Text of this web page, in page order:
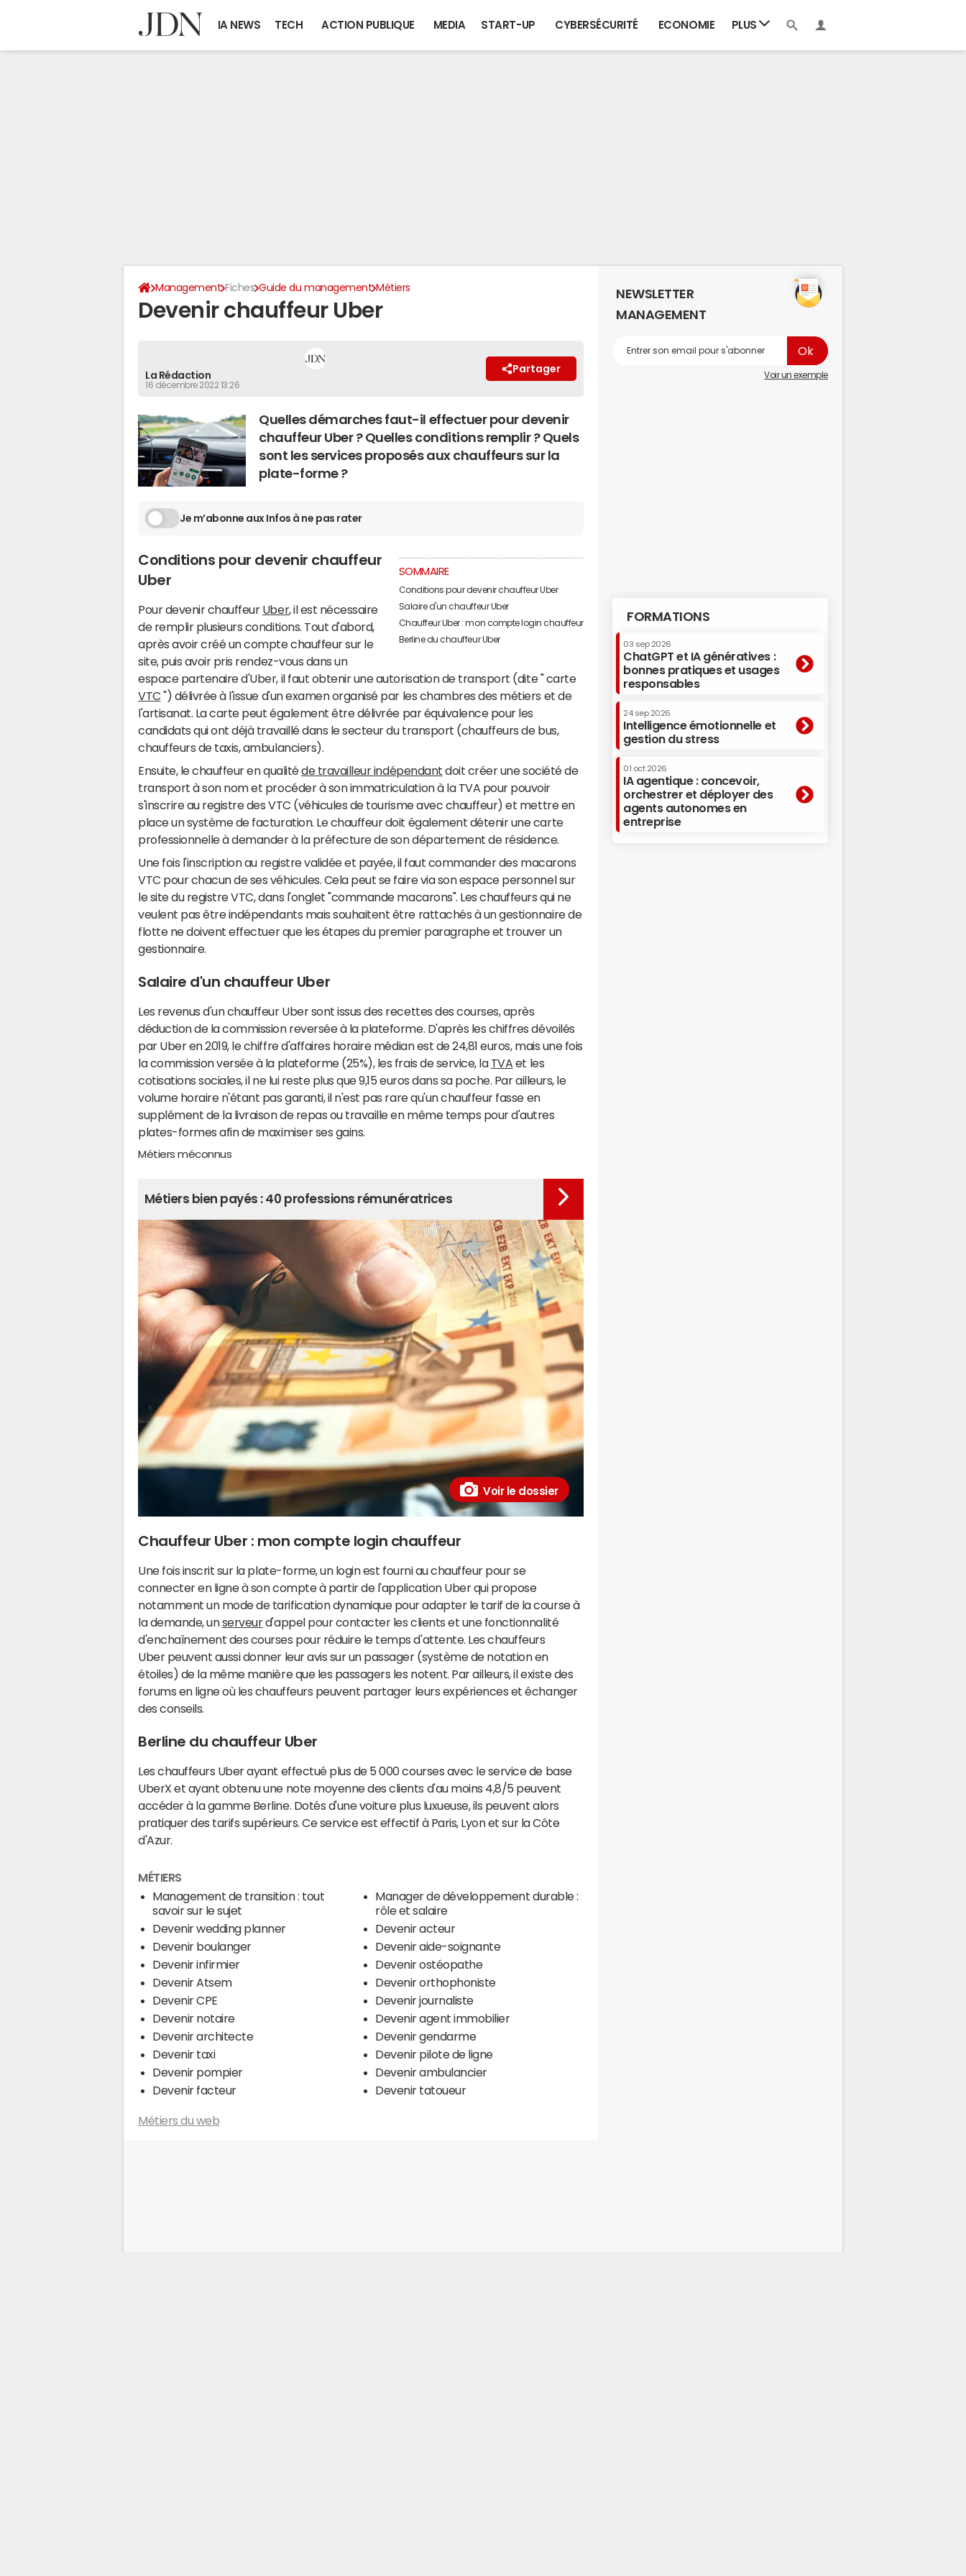
IA NEWS TECH ACTION PUBLIQUE MEDIA START-UP CYBERSÉCURITÉ ECONOMIE PLUS
Management Fiches Guide du management Métiers
Devenir chauffeur Uber
La Rédaction
16 décembre 2022 13:26
Partager
Quelles démarches faut-il effectuer pour devenir
chauffeur Uber ? Quelles conditions remplir ? Quels
sont les services proposés aux chauffeurs sur la
plate-forme ?
Je m’abonne aux Infos à ne pas rater
SOMMAIRE
Conditions pour devenir chauffeur Uber
Salaire d'un chauffeur Uber
Chauffeur Uber : mon compte login chauffeur
Berline du chauffeur Uber
Conditions pour devenir chauffeur
Uber
Pour devenir chauffeur Uber, il est nécessaire
de remplir plusieurs conditions. Tout d'abord,
après avoir créé un compte chauffeur sur le
site, puis avoir pris rendez-vous dans un
espace partenaire d'Uber, il faut obtenir une autorisation de transport (dite " carte
VTC ") délivrée à l'issue d'un examen organisé par les chambres des métiers et de
l'artisanat. La carte peut également être délivrée par équivalence pour les
candidats qui ont déjà travaillé dans le secteur du transport (chauffeurs de bus,
chauffeurs de taxis, ambulanciers).
Ensuite, le chauffeur en qualitéde travailleur indépendant doit créer une société de
transport à son nom et procéder à son immatriculation à la TVA pour pouvoir
s'inscrire au registre des VTC (véhicules de tourisme avec chauffeur) et mettre en
place un système de facturation. Le chauffeur doit également détenir une carte
professionnelle à demander à la préfecture de son département de résidence.
Une fois l'inscription au registre validée et payée, il faut commander des macarons
VTC pour chacun de ses véhicules. Cela peut se faire via son espace personnel sur
le site du registre VTC, dans l'onglet "commande macarons". Les chauffeurs qui ne
veulent pas être indépendants mais souhaitent être rattachés à un gestionnaire de
flotte ne doivent effectuer que les étapes du premier paragraphe et trouver un
gestionnaire.
Salaire d'un chauffeur Uber
Les revenus d'un chauffeur Uber sont issus des recettes des courses, après
déduction de la commission reversée à la plateforme. D'après les chiffres dévoilés
par Uber en 2019, le chiffre d'affaires horaire médian est de 24,81 euros, mais une fois
la commission versée à la plateforme (25%), les frais de service, la TVA et les
cotisations sociales, il ne lui reste plus que 9,15 euros dans sa poche. Par ailleurs, le
volume horaire n'étant pas garanti, il n'est pas rare qu'un chauffeur fasse en
supplément de la livraison de repas ou travaille en même temps pour d'autres
plates-formes afin de maximiser ses gains.
Métiers méconnus
Voir le dossier
Métiers bien payés : 40 professions rémunératrices
Chauffeur Uber : mon compte login chauffeur
Une fois inscrit sur la plate-forme, un login est fourni au chauffeur pour se
connecter en ligne à son compte à partir de l'application Uber qui propose
notamment un mode de tarification dynamique pour adapter le tarif de la course à
la demande, unserveurd'appel pour contacter les clients et une fonctionnalité
d'enchaînement des courses pour réduire le temps d'attente. Les chauffeurs
Uber peuvent aussi donner leur avis sur un passager (système de notation en
étoiles) de la même manière que les passagers les notent. Par ailleurs, il existe des
forums en ligne où les chauffeurs peuvent partager leurs expériences et échanger
des conseils.
Berline du chauffeur Uber
Les chauffeurs Uber ayant effectué plus de 5 000 courses avec le service de base
UberX et ayant obtenu une note moyenne des clients d'au moins 4,8/5 peuvent
accéder à la gamme Berline. Dotés d'une voiture plus luxueuse, ils peuvent alors
pratiquer des tarifs supérieurs. Ce service est effectif à Paris, Lyon et sur la Côte
d'Azur.
MÉTIERS
Management de transition : tout
savoir sur le sujet
Manager de développement durable :
rôle et salaire
Devenir wedding planner
Devenir acteur
Devenir boulanger
Devenir aide-soignante
Devenir infirmier
Devenir ostéopathe
Devenir Atsem
Devenir orthophoniste
Devenir CPE
Devenir journaliste
Devenir notaire
Devenir agent immobilier
Devenir architecte
Devenir gendarme
Devenir taxi
Devenir pilote de ligne
Devenir pompier
Devenir ambulancier
Devenir facteur
Devenir tatoueur
Métiers du web
NEWSLETTER
MANAGEMENT
Voir un exemple
FORMATIONS
03 sep 2026
ChatGPT et IA génératives :
bonnes pratiques et usages
responsables
24 sep 2026
Intelligence émotionnelle et
gestion du stress
01 oct 2026
IA agentique : concevoir,
orchestrer et déployer des
agents autonomes en
entreprise